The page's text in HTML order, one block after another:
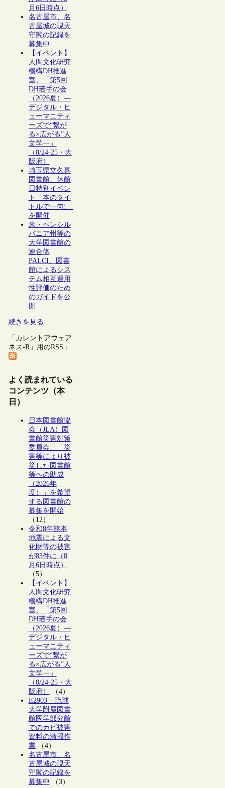
月6日時点）
名古屋市、名
古屋城の現天
守閣の記録を
募集中
【イベント】
人間文化研究
機構DH推進
室、「第5回
DH若手の会
（2026夏）―
デジタル・ヒ
ューマニティ
ーズで“繋が
る×広がる”人
文学―」
（8/24-25・大
阪府）
埼玉県立久喜
図書館、休館
日特別イベン
ト「本のタイ
トルで一句!」
を開催
米・ペンシル
バニア州等の
大学図書館の
連合体
PALCI、図書
館によるシス
テム相互運用
性評価のため
のガイドを公
開
続きを見る
「カレントアウェア
ネス-R」用のRSS：
よく読まれている
コンテンツ（本
日）
日本図書館協
会（JLA）図
書館災害対策
委員会、「災
害等により被
災した図書館
等への助成
（2026年
度）」を希望
する図書館の
募集を開始
（12）
令和8年熊本
地震による文
化財等の被害
が83件に（8
月6日時点）
（5）
【イベント】
人間文化研究
機構DH推進
室、「第5回
DH若手の会
（2026夏）―
デジタル・ヒ
ューマニティ
ーズで“繋が
る×広がる”人
文学―」
（8/24-25・大
阪府）
（4）
E2903 – 琉球
大学附属図書
館医学部分館
でのカビ被害
資料の清掃作
業（4）
名古屋市、名
古屋城の現天
守閣の記録を
募集中 （3）